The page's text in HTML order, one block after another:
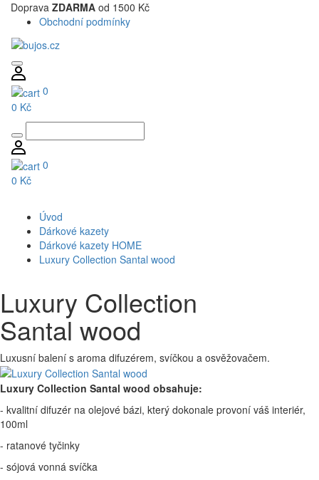
Doprava ZDARMA od 1500 Kč
Obchodní podmínky
0
0 Kč
0
0 Kč
Úvod
Dárkové kazety
Dárkové kazety HOME
Luxury Collection Santal wood
Luxury Collection
Santal wood
Luxusní balení s aroma difuzérem, svíčkou a osvěžovačem.
Luxury Collection Santal wood obsahuje:
- kvalitní difuzér na olejové bázi, který dokonale provoní váš interiér,
100ml
- ratanové tyčinky
- sójová vonná svíčka